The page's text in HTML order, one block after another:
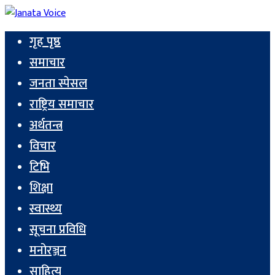
गृह पृष्ठ
समाचार
जनता स्पेसल
राष्ट्रिय समाचार
अर्थतन्त्र
विचार
टिभि
शिक्षा
स्वास्थ्य
सूचना प्रविधि
मनोरञ्जन